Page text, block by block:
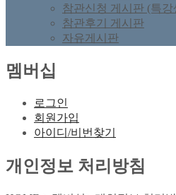
참관신청 게시판 (특강
참관후기 게시판
자유게시판
멤버십
로그인
회원가입
아이디/비번찾기
개인정보 처리방침